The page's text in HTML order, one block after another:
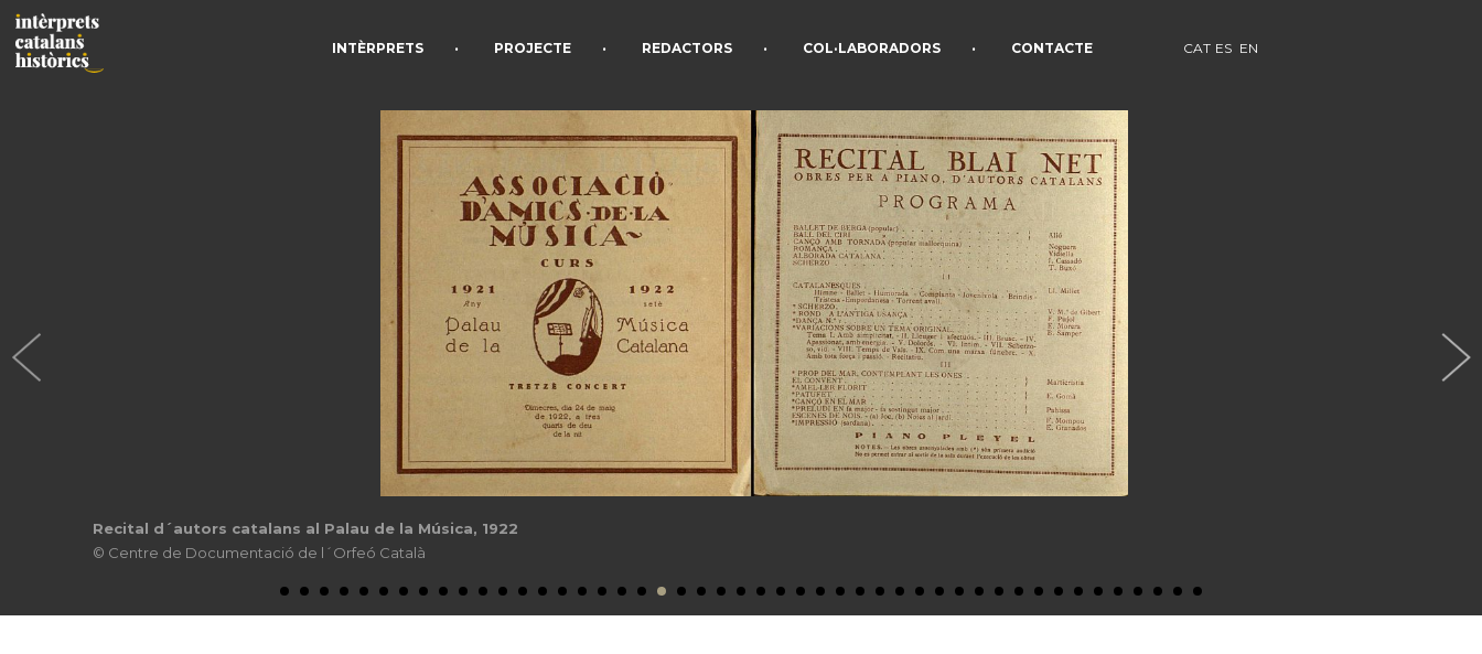
INTÈRPRETS • PROJECTE • REDACTORS • COL·LABORADORS • CONTACTE CAT ES EN
Primera audició a Barcelona del Carnaval dels animals de Saint-Saëns amb el pianista Rafael Gálvez, 1922
© Centre de Documentació de l´Orfeó Català